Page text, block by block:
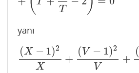
T
yani
(X − 1)2
X
+
( V − 1)2
V
+
(
(X− 1)2X+(V−1)2V+ (T−1